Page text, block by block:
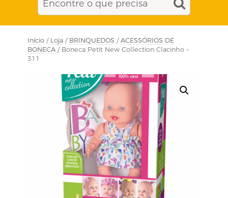
Início / Loja / BRINQUEDOS / ACESSÓRIOS DE
BONECA / Boneca Petit New Collection Clacinho –
311